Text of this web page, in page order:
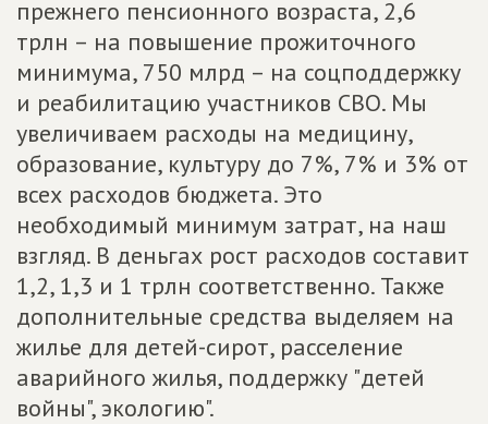
прежнего пенсионного возраста, 2,6
трлн – на повышение прожиточного
минимума, 750 млрд – на соцподдержку
и реабилитацию участников СВО. Мы
увеличиваем расходы на медицину,
образование, культуру до 7%, 7% и 3% от
всех расходов бюджета. Это
необходимый минимум затрат, на наш
взгляд. В деньгах рост расходов составит
1,2, 1,3 и 1 трлн соответственно. Также
дополнительные средства выделяем на
жилье для детей-сирот, расселение
аварийного жилья, поддержку "детей
войны", экологию".